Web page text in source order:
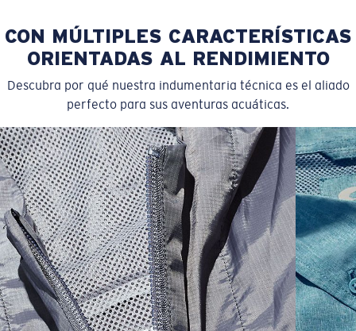
SIZES 1. CHEST 2. BODY LENGTH 3. SLEEVE LENGTH
S 19" 27” 7 ¾”
M 21" 28" 8 ¼”
L 23” 29” 8 ¾”
XL 25” 30” 9 ¼”
CON MÚLTIPLES CARACTERÍSTICAS
ORIENTADAS AL RENDIMIENTO
Descubra por qué nuestra indumentaria técnica es el aliado
perfecto para sus aventuras acuáticas.